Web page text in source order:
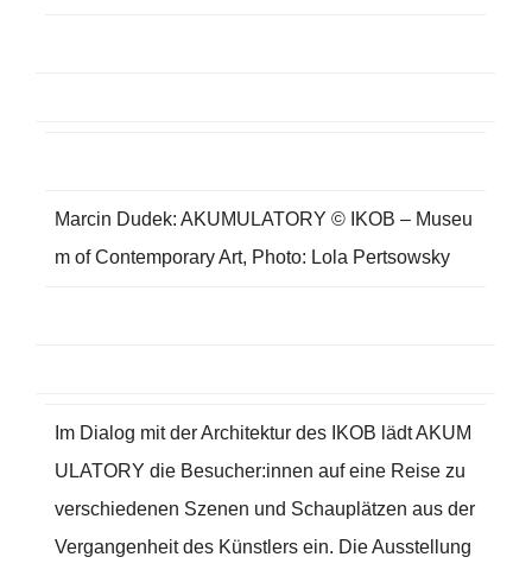
Marcin Dudek: AKUMULATORY © IKOB – Museu
m of Contemporary Art, Photo: Lola Pertsowsky
Im Dialog mit der Architektur des IKOB lädt AKUM
ULATORY die Besucher:innen auf eine Reise zu
verschiedenen Szenen und Schauplätzen aus der
Vergangenheit des Künstlers ein. Die Ausstellung